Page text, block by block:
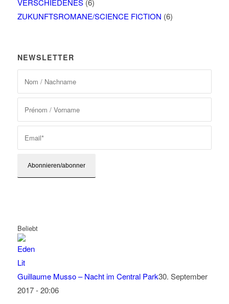
VERSCHIEDENES(6)
ZUKUNFTSROMANE/SCIENCE FICTION (6)
NEWSLETTER
Beliebt
Guillaume Musso – Nacht im Central Park30. September
2017 - 20:06